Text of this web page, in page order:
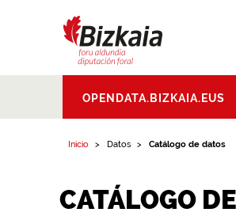
Aldundia.Diputacion
Foral de Bizkaia
OPENDATA.BIZKAIA.EUS
Inicio Datos Catálogo de datos
CATÁLOGO